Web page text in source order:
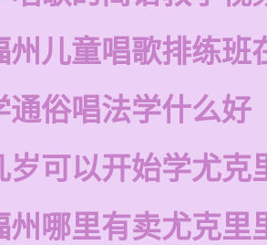
州儿童唱歌排练班
通俗唱法学什么好
岁可以开始学尤克
州哪里有卖尤克里